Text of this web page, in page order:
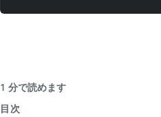
1 分で読めます
目次